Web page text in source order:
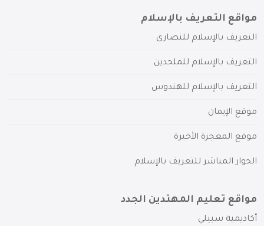
مواقع التعريف بالإسلام
التعريف بالإسلام للنصارى
التعريف بالإسلام للملحدين
التعريف بالإسلام للهندوس
موقع الإيمان
موقع المعجزة الأخيرة
الحوار المباشر للتعريف بالإسلام
مواقع تعليم المهتدين الجدد
أكاديمية سبيلي